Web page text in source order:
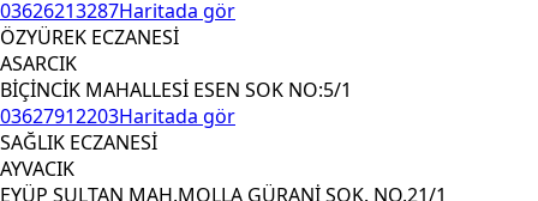
03626213287Haritada gör
ÖZYÜREK ECZANESİ
ASARCIK
BİÇİNCİK MAHALLESİ ESEN SOK NO:5/1
03627912203Haritada gör
SAĞLIK ECZANESİ
AYVACIK
EYÜP SULTAN MAH.MOLLA GÜRANİ SOK. NO.21/1